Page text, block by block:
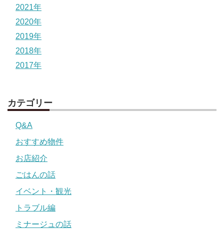
2021年
2020年
2019年
2018年
2017年
カテゴリー
Q&A
おすすめ物件
お店紹介
ごはんの話
イベント・観光
トラブル編
ミナージュの話